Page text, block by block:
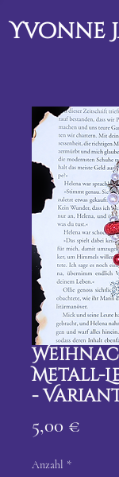
Yvonne
Metall-
-
5,00 €
Anzahl *